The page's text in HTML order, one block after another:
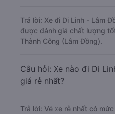
Trả lời: Xe đi Di Linh - Lâm
được đánh giá chất lượng
Thành Công (Lâm Đồng).
Câu hỏi: Xe nào đi Di
giá rẻ nhất?
Trả lời: Vé xe rẻ nhất có